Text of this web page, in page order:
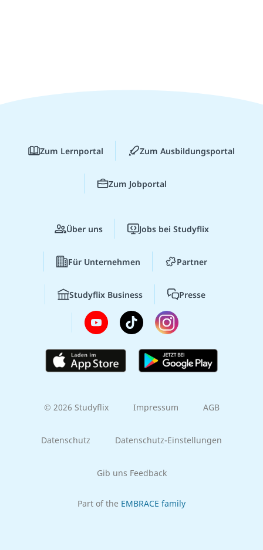
Zum Lernportal Zum Ausbildungsportal
Zum Jobportal
Über uns Jobs bei Studyflix
Für Unternehmen Partner
Studyflix Business Presse
© 2026 Studyflix Impressum AGB
Datenschutz Datenschutz-Einstellungen
Gib uns Feedback
Part of the EMBRACE family